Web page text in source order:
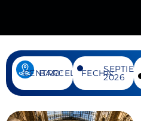
CENTRO:
BARCELONAFECHA:2026